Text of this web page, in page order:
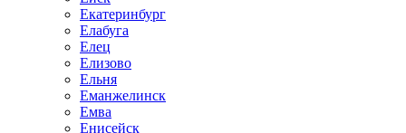
Екатеринбург
Елабуга
Елец
Елизово
Ельня
Еманжелинск
Емва
Енисейск